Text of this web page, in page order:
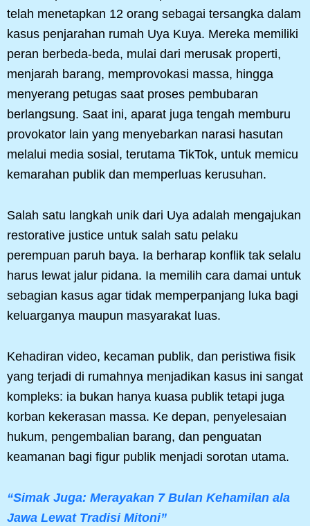
telah menetapkan 12 orang sebagai tersangka dalam
kasus penjarahan rumah Uya Kuya. Mereka memiliki
peran berbeda-beda, mulai dari merusak properti,
menjarah barang, memprovokasi massa, hingga
menyerang petugas saat proses pembubaran
berlangsung. Saat ini, aparat juga tengah memburu
provokator lain yang menyebarkan narasi hasutan
melalui media sosial, terutama TikTok, untuk memicu
kemarahan publik dan memperluas kerusuhan.
Salah satu langkah unik dari Uya adalah mengajukan
restorative justice untuk salah satu pelaku
perempuan paruh baya. Ia berharap konflik tak selalu
harus lewat jalur pidana. Ia memilih cara damai untuk
sebagian kasus agar tidak memperpanjang luka bagi
keluarganya maupun masyarakat luas.
Kehadiran video, kecaman publik, dan peristiwa fisik
yang terjadi di rumahnya menjadikan kasus ini sangat
kompleks: ia bukan hanya kuasa publik tetapi juga
korban kekerasan massa. Ke depan, penyelesaian
hukum, pengembalian barang, dan penguatan
keamanan bagi figur publik menjadi sorotan utama.
“Simak Juga: Merayakan 7 Bulan Kehamilan ala
Jawa Lewat Tradisi Mitoni”